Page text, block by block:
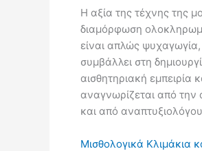
Η αξία της τέχνης της
διαμόρφωση
είναι απλώς
συμβάλλει στη
αισθητηριακή εμπειρία
αναγνωρίζεται από
και από
Μισθολογικά Κλιμάκια